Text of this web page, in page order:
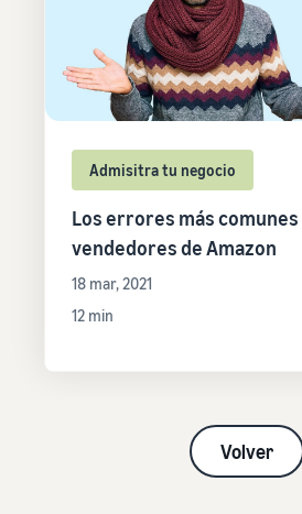
Admisitra tu negocio
Los errores más
vendedores de Amazon
18 mar, 2021
12 min
Volver